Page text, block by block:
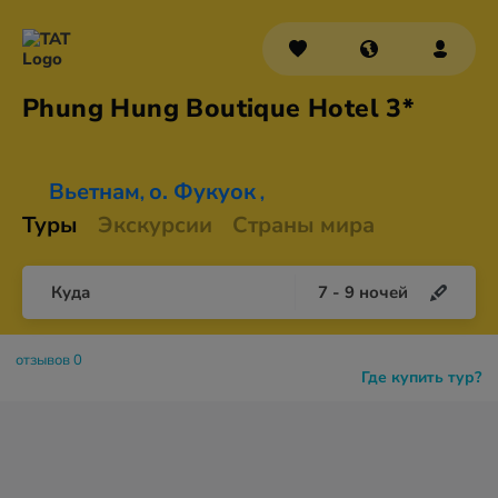
Phung Hung Boutique Hotel 3*
Вьетнам, о. Фукуок ,
Туры Экскурсии Страны мира
Куда 7 - 9 ночей
Где купить тур?
отзывов 0